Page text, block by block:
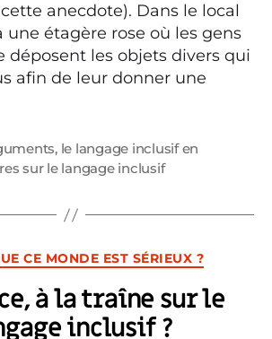
anecdote). Dans le local
une étagère rose où les gens
déposent les objets divers qui
afin de leur donner une
, le langage inclusif en
sur le langage inclusif
Catégories
CE MONDE EST SÉRIEUX ?
à la traîne sur le
inclusif ?